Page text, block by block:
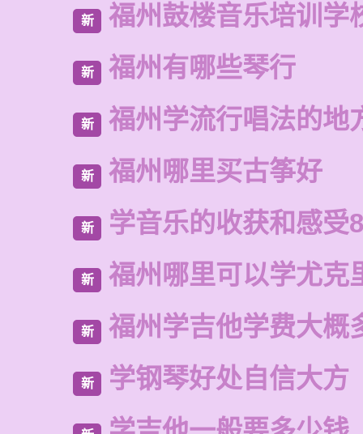
新 福州鼓楼音乐培训学
新 福州有哪些琴行
新 福州学流行唱法的地
新 福州哪里买古筝好
新 学音乐的收获和感受
新 福州哪里可以学尤克
新 福州学吉他学费大概
新 学钢琴好处自信大方